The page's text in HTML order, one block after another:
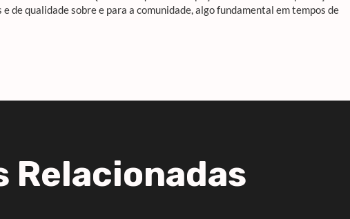
de qualidade sobre e para a comunidade, algo fundamental em tempos de
Relacionadas